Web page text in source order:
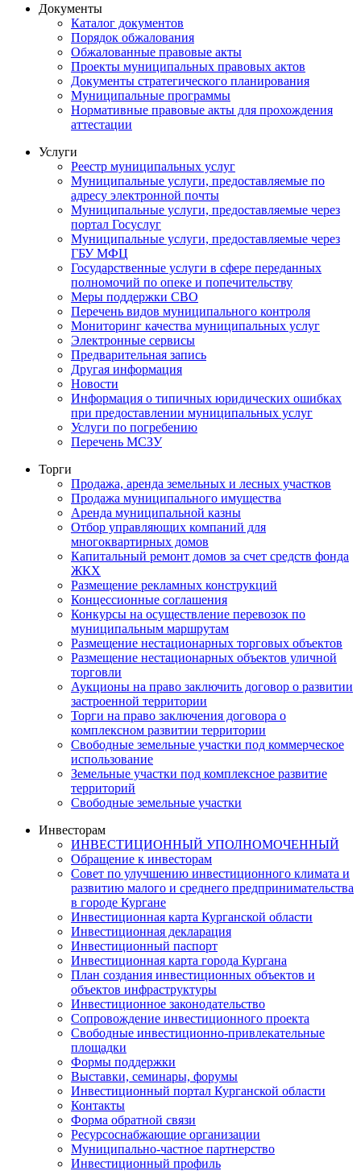
Документы
Каталог документов
Порядок обжалования
Обжалованные правовые акты
Проекты муниципальных правовых актов
Документы стратегического планирования
Муниципальные программы
Нормативные правовые акты для прохождения
аттестации
Услуги
Реестр муниципальных услуг
Муниципальные услуги, предоставляемые по
адресу электронной почты
Муниципальные услуги, предоставляемые через
портал Госуслуг
Муниципальные услуги, предоставляемые через
ГБУ МФЦ
Государственные услуги в сфере переданных
полномочий по опеке и попечительству
Меры поддержки СВО
Перечень видов муниципального контроля
Мониторинг качества муниципальных услуг
Электронные сервисы
Предварительная запись
Другая информация
Новости
Информация о типичных юридических ошибках
при предоставлении муниципальных услуг
Услуги по погребению
Перечень МСЗУ
Торги
Продажа, аренда земельных и лесных участков
Продажа муниципального имущества
Аренда муниципальной казны
Отбор управляющих компаний для
многоквартирных домов
Капитальный ремонт домов за счет средств фонда
ЖКХ
Размещение рекламных конструкций
Концессионные соглашения
Конкурсы на осуществление перевозок по
муниципальным маршрутам
Размещение нестационарных торговых объектов
Размещение нестационарных объектов уличной
торговли
Аукционы на право заключить договор о развитии
застроенной территории
Торги на право заключения договора о
комплексном развитии территории
Свободные земельные участки под коммерческое
использование
Земельные участки под комплексное развитие
территорий
Свободные земельные участки
Инвесторам
ИНВЕСТИЦИОННЫЙ УПОЛНОМОЧЕННЫЙ
Обращение к инвесторам
Совет по улучшению инвестиционного климата и
развитию малого и среднего предпринимательства
в городе Кургане
Инвестиционная карта Курганской области
Инвестиционная декларация
Инвестиционный паспорт
Инвестиционная карта города Кургана
План создания инвестиционных объектов и
объектов инфраструктуры
Инвестиционное законодательство
Сопровождение инвестиционного проекта
Свободные инвестиционно-привлекательные
площадки
Формы поддержки
Выставки, семинары, форумы
Инвестиционный портал Курганской области
Контакты
Форма обратной связи
Ресурсоснабжающие организации
Муниципально-частное партнерство
Инвестиционный профиль